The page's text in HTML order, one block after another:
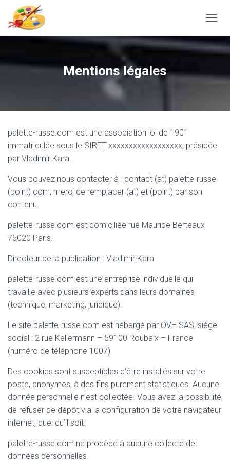
O
G
G
E
T
Mentions légales
palette-russe.com est une association loi de 1901
immatriculée sous le SIRET xxxxxxxxxxxxxxxxxx, présidée
par Vladimir Kara.
Vous pouvez nous contacter à : contact (at) palette-russe
(point) com; merci de remplacer (at) et (point) par son
contenu.
palette-russe.com est domiciliée rue Maurice Berteaux
75020 Paris.
Directeur de la publication : Vladimir Kara.
palette-russe.com est une entreprise individuelle qui
travaille avec plusieurs experts dans leurs domaines
(technique, marketing, juridique).
Le site palette-russe.com est hébergé par OVH SAS, siège
social : 2 rue Kellermann – 59100 Roubaix – France
(numéro de téléphone 1007)
Des cookies sont susceptibles d’être installés sur votre
poste, anonymes, à des fins purement statistiques. Aucune
donnée personnelle n’est collectée. Vous avez la possibilité
de refuser ce dépôt via la configuration de votre navigateur
internet, quel qu’il soit.
palette-russe.com ne procède à aucune collecte de
données personnelles.